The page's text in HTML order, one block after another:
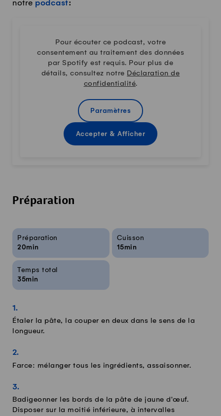
notre podcast:
Pour écouter ce podcast, votre
consentement au traitement des données
par Spotify est requis. Pour plus de
détails, consultez notre Déclaration de
confidentialité.
Paramètres
Accepter & Afficher
Préparation
Infos sur la recette
Préparation
20min
Cuisson
15min
Temps total
35min
Étaler la pâte, la couper en deux dans le sens de la
longueur.
Farce: mélanger tous les ingrédients, assaisonner.
Badigeonner les bords de la pâte de jaune d'œuf.
Disposer sur la moitié inférieure, à intervalles